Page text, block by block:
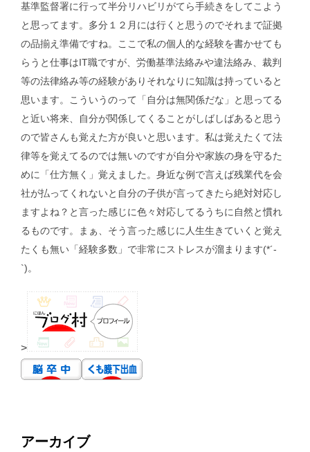
基準監督署に行って半分リハビリがてら手続きをしてこよう
と思ってます。多分１２月には行くと思うのでそれまで証拠
の品揃え準備ですね。ここで私の個人的な経験を書かせても
らうと仕事はIT職ですが、労働基準法絡みや違法絡み、裁判
等の法律絡み等の経験がありそれなりに知識は持っていると
思います。こういうのって「自分は無関係だな」と思ってる
と近い将来、自分が関係してくることがしばしばあると思う
ので皆さんも覚えた方が良いと思います。私は覚えたくて法
律等を覚えてるのでは無いのですが自分や家族の身を守るた
めに「仕方無く」覚えました。身近な例で言えば残業代を会
社が払ってくれないと自分の子供が言ってきたら絶対対応し
ますよね？と言った感じに色々対応してるうちに自然と慣れ
るものです。まぁ、そう言った感じに人生生きていくと覚え
たくも無い「経験多数」で非常にストレスが溜まります(*´-
`)。
>
アーカイブ